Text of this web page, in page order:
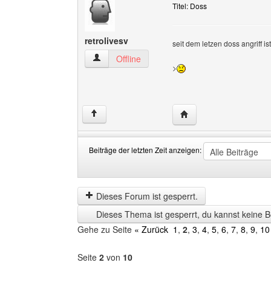
retrolivesv
retrolivesv Benutzer-Profile anzeigen
Offline
Titel: Doss
seit dem letzen doss angriff
>
↑ Website dieses
Beiträge der letzten Zeit anzeigen:
der
letzten
Zeit
anzeigen
by
Dieses Forum ist gesperrt.
Dieses Thema ist gesperrt, du kannst keine
Gehe zu Seite « Zurück 1 , 2, 3, 4, 5, 6, 7, 8, 9, 10
Seite 2 von 10